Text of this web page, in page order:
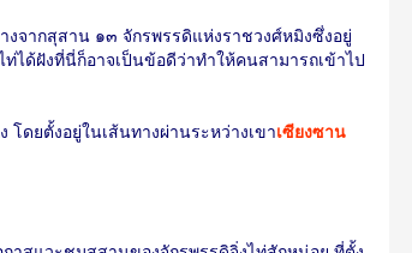
งจากสุสาน ๑๓ จักรพรรดิแห่งราชวงศ์หมิงซึ่งอยู่
ได้ฝังที่นี่ก็อาจเป็นข้อดีว่าทำให้คนสามารถเข้าไป
โดยตั้งอยู่ในเส้นทางผ่านระหว่างเขาเซียงซาน